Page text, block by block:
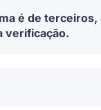
é de terceiros,
verificação.